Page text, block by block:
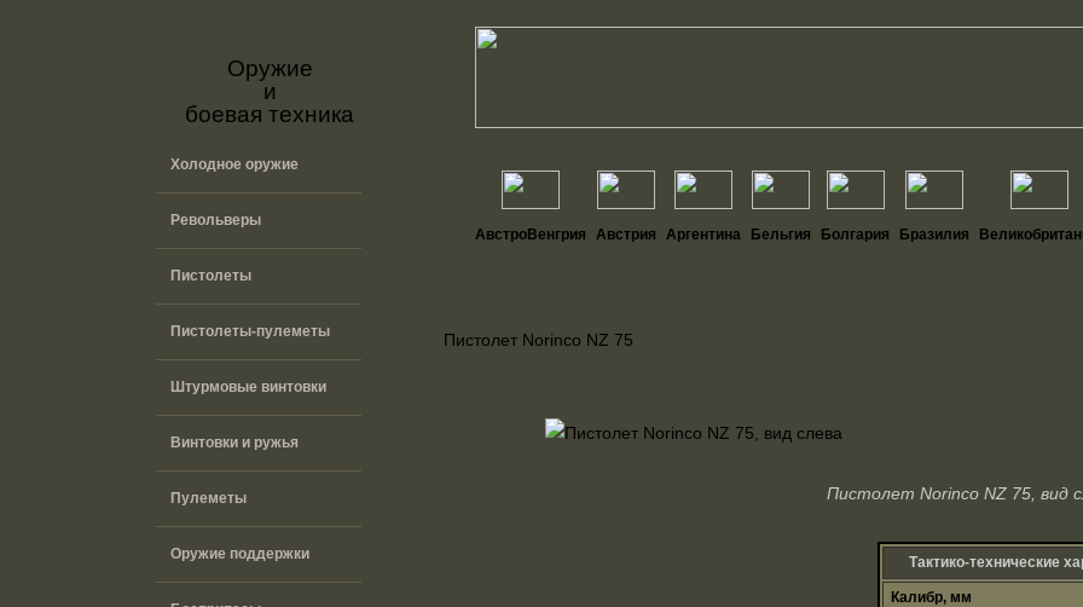
Оружие
и
боевая техника
Холодное оружие
Револьверы
Пистолеты
Пистолеты-пулеметы
Штурмовые винтовки
Винтовки и ружья
Пулеметы
Оружие поддержки
АвстроВенгрия Австрия Аргентина Бельгия Болгария Бразилия
Пистолет Norinco NZ 75
Пистолет Norinco NZ 75, вид
Тактико-технические
Калибр, мм